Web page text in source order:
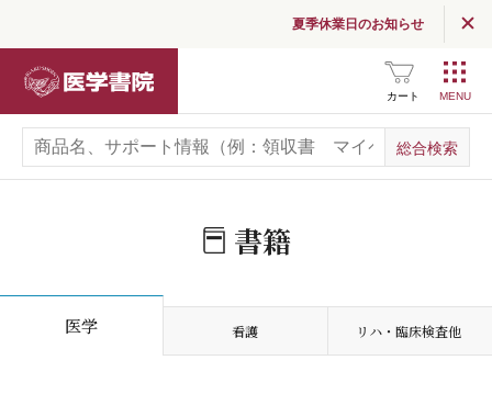
夏季休業日のお知らせ
カート
書籍
医学 看護 リハ・臨床検査他